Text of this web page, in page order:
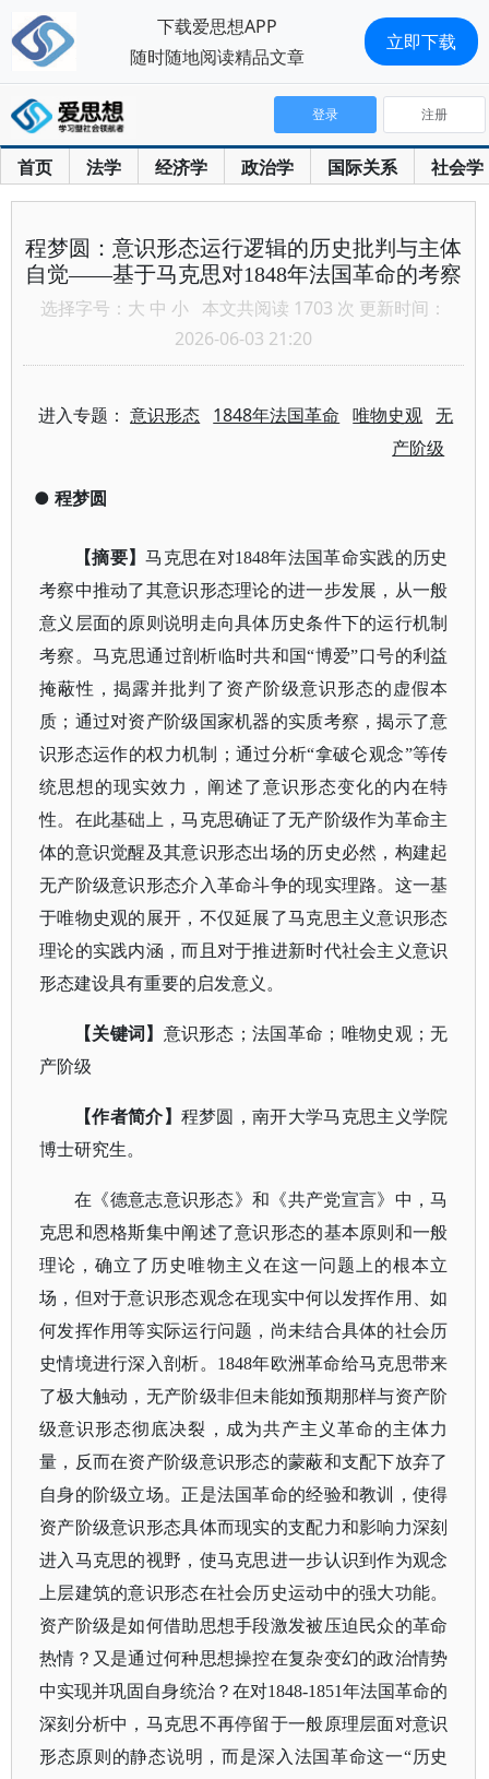
首页 法学 经济学 政治学 国际关系 社会学
登录 注册
程梦圆：意识形态运行逻辑的历史批判与主体
自觉——基于马克思对1848年法国革命的考察
选择字号： 大 中 小 本文共阅读 1703 次 更新时间：
2026-06-03 21:20
进入专题：意识形态 1848年法国革命 唯物史观 无
产阶级
● 程梦圆
【摘要】马克思在对1848年法国革命实践的历史
考察中推动了其意识形态理论的进一步发展，从一般
意义层面的原则说明走向具体历史条件下的运行机制
考察。马克思通过剖析临时共和国“博爱”口号的利益
掩蔽性，揭露并批判了资产阶级意识形态的虚假本
质；通过对资产阶级国家机器的实质考察，揭示了意
识形态运作的权力机制；通过分析“拿破仑观念”等传
统思想的现实效力，阐述了意识形态变化的内在特
性。在此基础上，马克思确证了无产阶级作为革命主
体的意识觉醒及其意识形态出场的历史必然，构建起
无产阶级意识形态介入革命斗争的现实理路。这一基
于唯物史观的展开，不仅延展了马克思主义意识形态
理论的实践内涵，而且对于推进新时代社会主义意识
形态建设具有重要的启发意义。
【关键词】 意识形态；法国革命；唯物史观；无
产阶级
【作者简介】 程梦圆，南开大学马克思主义学院
博士研究生。
在《德意志意识形态》和《共产党宣言》中，马
克思和恩格斯集中阐述了意识形态的基本原则和一般
理论，确立了历史唯物主义在这一问题上的根本立
场，但对于意识形态观念在现实中何以发挥作用、如
何发挥作用等实际运行问题，尚未结合具体的社会历
史情境进行深入剖析。 1848年欧洲革命给马克思带来
了极大触动，无产阶级非但未能如预期那样与资产阶
级意识形态彻底决裂，成为共产主义革命的主体力
量，反而在资产阶级意识形态的蒙蔽和支配下放弃了
自身的阶级立场。正是法国革命的经验和教训，使得
资产阶级意识形态具体而现实的支配力和影响力深刻
进入马克思的视野，使马克思进一步认识到作为观念
上层建筑的意识形态在社会历史运动中的强大功能。
资产阶级是如何借助思想手段激发被压迫民众的革命
热情？又是通过何种思想操控在复杂变幻的政治情势
中实现并巩固自身统治？在对1848-1851年法国革命的
深刻分析中，马克思不再停留于一般原理层面对意识
形态原则的静态说明，而是深入法国革命这一“历史
下载爱思想APP
随时随地阅读精品文章
立即下载